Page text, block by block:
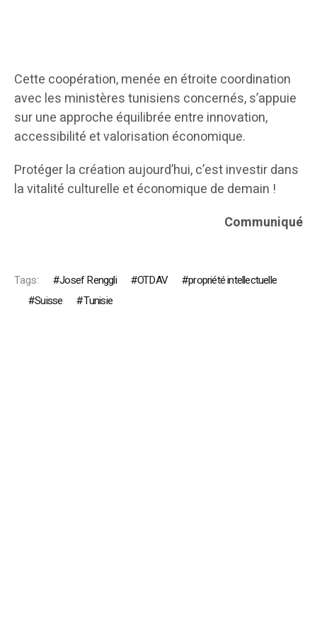
Cette coopération, menée en étroite coordination
avec les ministères tunisiens concernés, s’appuie
sur une approche équilibrée entre innovation,
accessibilité et valorisation économique.
Protéger la création aujourd’hui, c’est investir dans
la vitalité culturelle et économique de demain !
Communiqué
Tags: Josef Renggli OTDAV
propriété intellectuelle
Suisse
Tunisie